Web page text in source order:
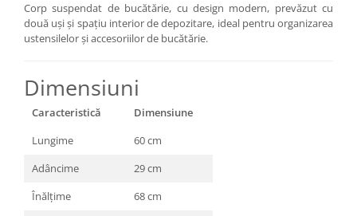
Corp suspendat de bucătărie, cu design modern, prevăzut cu
două uși și spațiu interior de depozitare, ideal pentru organizarea
ustensilelor și accesoriilor de bucătărie.
Dimensiuni
Caracteristică
Dimensiune
Lungime
60 cm
Adâncime
29 cm
Înălțime
68 cm